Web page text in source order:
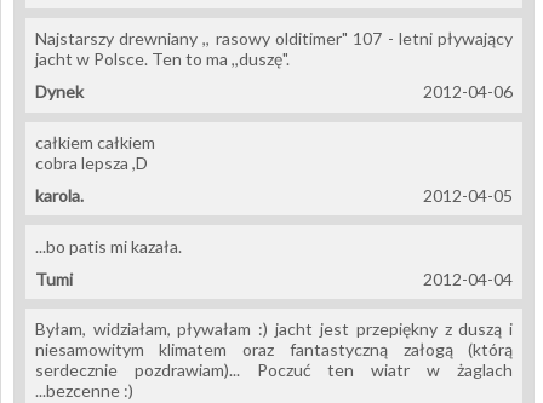
Najstarszy drewniany ,, rasowy olditimer" 107 - letni pływający
jacht w Polsce. Ten to ma ,,duszę".
2012-04-06
Dynek
całkiem całkiem
cobra lepsza ,D
2012-04-05
karola.
...bo patis mi kazała.
2012-04-04
Tumi
Byłam, widziałam, pływałam :) jacht jest przepiękny z duszą i
niesamowitym klimatem oraz fantastyczną załogą (którą
serdecznie pozdrawiam)... Poczuć ten wiatr w żaglach
...bezcenne :)